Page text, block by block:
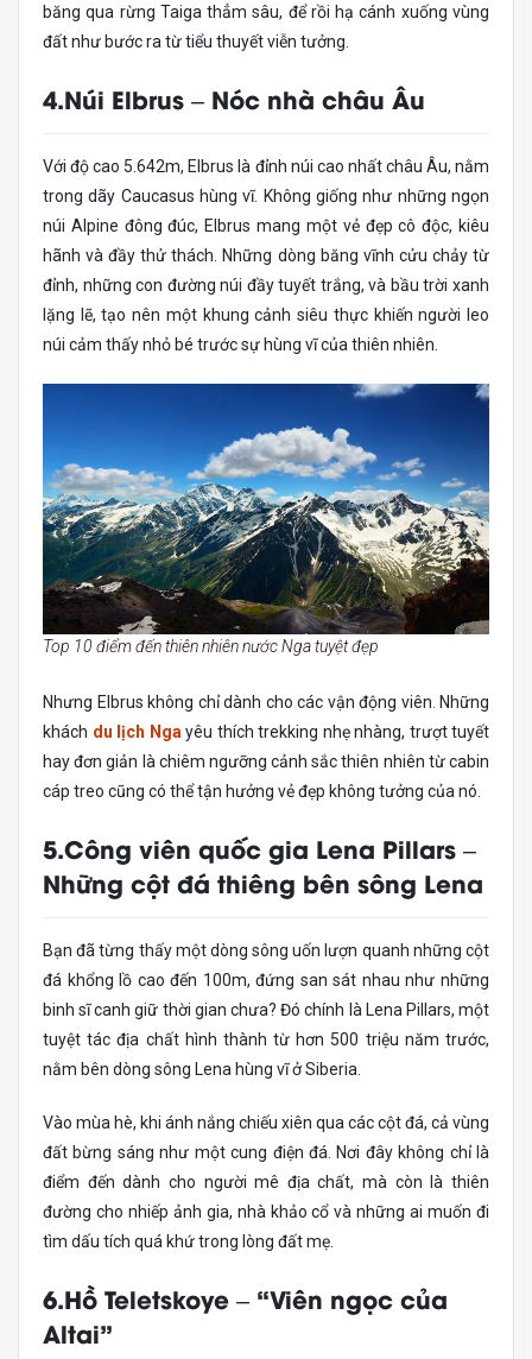
băng qua rừng Taiga thẳm sâu, để rồi hạ cánh xuống vùng
đất như bước ra từ tiểu thuyết viễn tưởng.
4.Núi Elbrus – Nóc nhà châu Âu
Với độ cao 5.642m, Elbrus là đỉnh núi cao nhất châu Âu, nằm
trong dãy Caucasus hùng vĩ. Không giống như những ngọn
núi Alpine đông đúc, Elbrus mang một vẻ đẹp cô độc, kiêu
hãnh và đầy thử thách. Những dòng băng vĩnh cửu chảy từ
đỉnh, những con đường núi đầy tuyết trắng, và bầu trời xanh
lặng lẽ, tạo nên một khung cảnh siêu thực khiến người leo
núi cảm thấy nhỏ bé trước sự hùng vĩ của thiên nhiên.
Top 10 điểm đến thiên nhiên nước Nga tuyệt đẹp
Nhưng Elbrus không chỉ dành cho các vận động viên. Những
khách du lịch Ngayêu thích trekking nhẹ nhàng, trượt tuyết
hay đơn giản là chiêm ngưỡng cảnh sắc thiên nhiên từ cabin
cáp treo cũng có thể tận hưởng vẻ đẹp không tưởng của nó.
5.Công viên quốc gia Lena Pillars –
Những cột đá thiêng bên sông Lena
Bạn đã từng thấy một dòng sông uốn lượn quanh những cột
đá khổng lồ cao đến 100m, đứng san sát nhau như những
binh sĩ canh giữ thời gian chưa? Đó chính là Lena Pillars, một
tuyệt tác địa chất hình thành từ hơn 500 triệu năm trước,
nằm bên dòng sông Lena hùng vĩ ở Siberia.
Vào mùa hè, khi ánh nắng chiếu xiên qua các cột đá, cả vùng
đất bừng sáng như một cung điện đá. Nơi đây không chỉ là
điểm đến dành cho người mê địa chất, mà còn là thiên
đường cho nhiếp ảnh gia, nhà khảo cổ và những ai muốn đi
tìm dấu tích quá khứ trong lòng đất mẹ.
6.Hồ Teletskoye – “Viên ngọc của
Altai”